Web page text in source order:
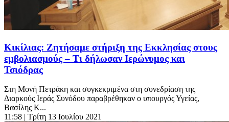
Κικίλιας: Ζητήσαμε στήριξη της Εκκλησίας στους
εμβολιασμούς – Τι δήλωσαν Ιερώνυμος και
Τσιόδρας
Στη Μονή Πετράκη και συγκεκριμένα στη συνεδρίαση της
Διαρκούς Ιεράς Συνόδου παραβρέθηκαν ο υπουργός Υγείας,
Βασίλης Κ...
11:58 | Τρίτη 13 Ιουλίου 2021